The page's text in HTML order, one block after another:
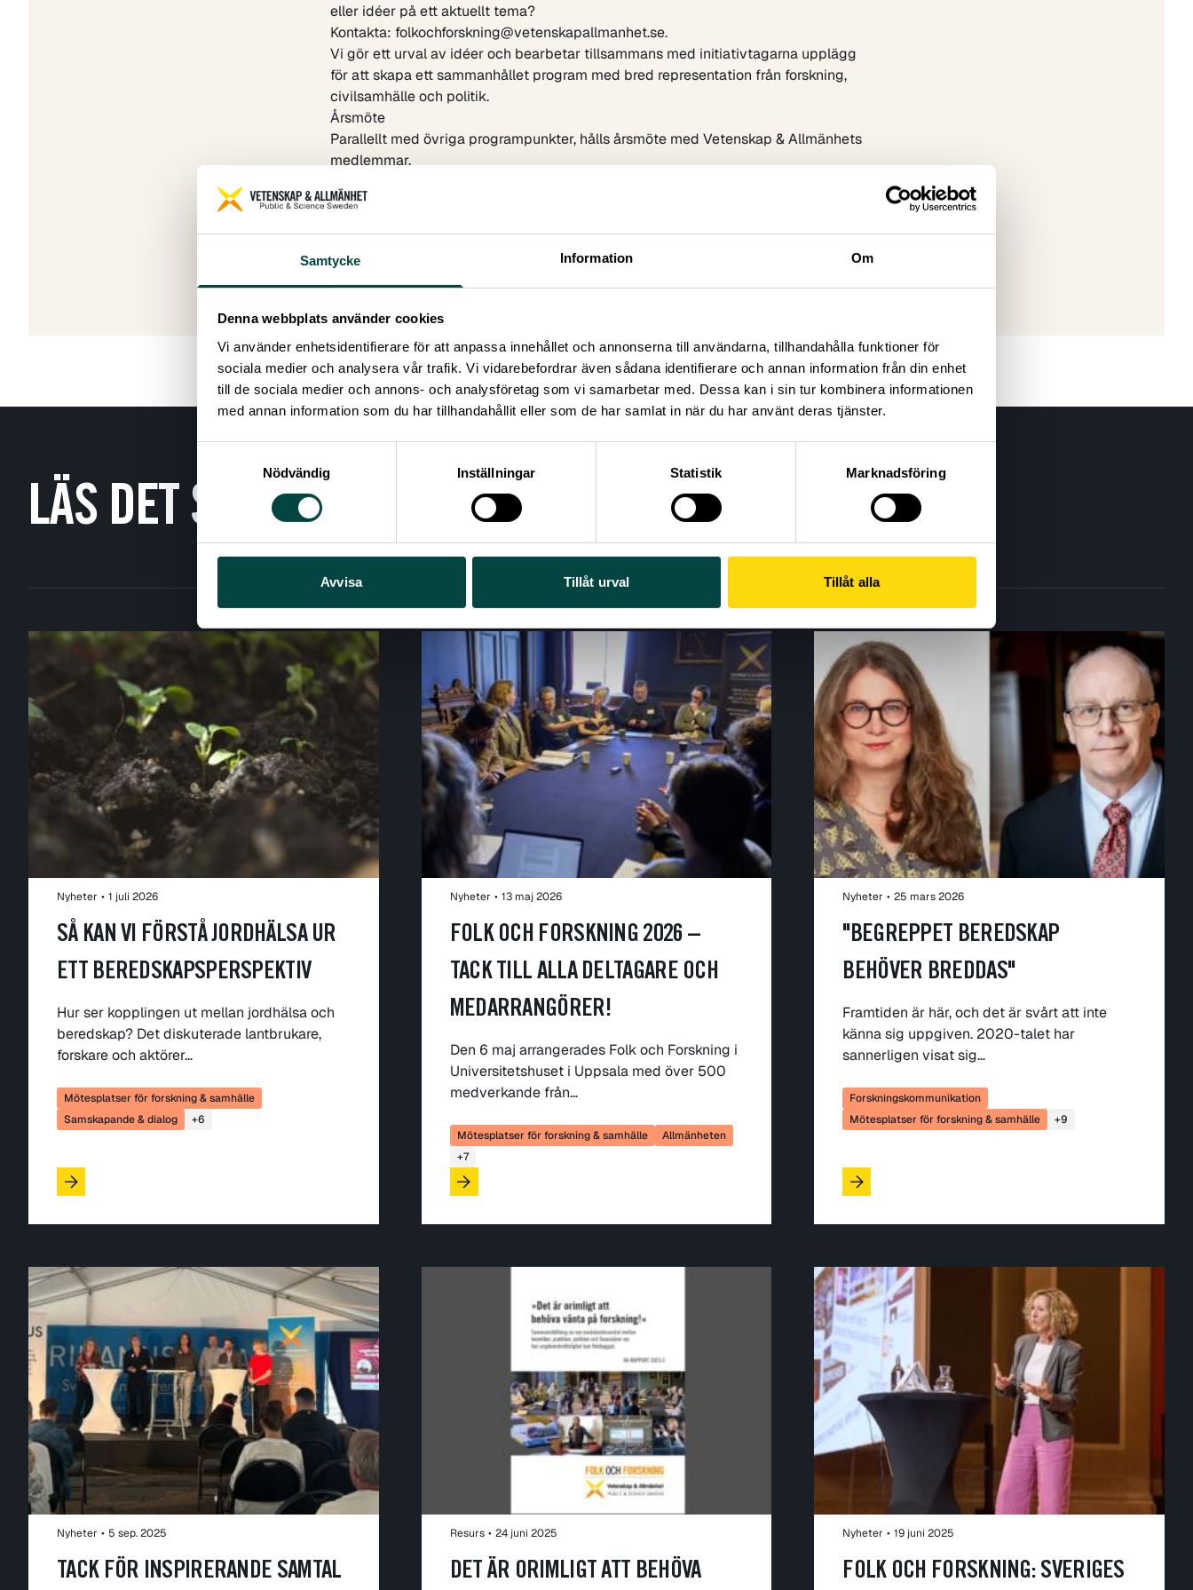
Samtycke Information Om
Denna webbplats använder cookies
Vi använder enhetsidentifierare för att anpassa innehållet och annonserna till användarna, tillhandahålla funktioner för
sociala medier och analysera vår trafik. Vi vidarebefordrar även sådana identifierare och annan information från din enhet
till de sociala medier och annons- och analysföretag som vi samarbetar med. Dessa kan i sin tur kombinera informationen
med annan information som du har tillhandahållit eller som de har samlat in när du har använt deras tjänster.
Nödvändig
Inställningar Statistik Marknadsföring
Avvisa Tillåt urval Tillåt alla
eller idéer på ett aktuellt tema?
Kontakta: folkochforskning@vetenskapallmanhet.se.
Vi gör ett urval av idéer och bearbetar tillsammans med initiativtagarna upplägg
för att skapa ett sammanhållet program med bred representation från forskning,
civilsamhälle och politik.
Årsmöte
Parallellt med övriga programpunkter, hållsårsmöte med Vetenskap & Allmänhets
medlemmar.
Skapad: 17 januari 2025
Senast ändrad: 12 juni 2026
LÄS DET SENASTE
Visa passerade evenemang Töm filter
Nyheter • 1 juli 2026
SÅ KAN VI FÖRSTÅ JORDHÄLSA UR
ETT BEREDSKAPSPERSPEKTIV
Hur ser kopplingen ut mellan jordhälsa och
beredskap? Det diskuterade lantbrukare,
forskare och aktörer…
Mötesplatser för forskning & samhälle
Samskapande & dialog
+6
Nyheter • 13 maj 2026
FOLK OCH FORSKNING 2026 –
TACK TILL ALLA DELTAGARE OCH
MEDARRANGÖRER!
Den 6 maj arrangerades Folk och Forskning i
Universitetshuset i Uppsala med över 500
medverkande från…
Mötesplatser för forskning & samhälle
Allmänheten
+7
Nyheter • 25 mars 2026
"BEGREPPET BEREDSKAP
BEHÖVER BREDDAS"
Framtiden är här, och det är svårt att inte
känna sig uppgiven. 2020-talet har
sannerligen visat sig…
Forskningskommunikation
Mötesplatser för forskning & samhälle
+9
Nyheter • 5 sep. 2025
TACK FÖR INSPIRERANDE SAMTAL
Resurs • 24 juni 2025
DET ÄR ORIMLIGT ATT BEHÖVA
Nyheter • 19 juni 2025
FOLK OCH FORSKNING: SVERIGES